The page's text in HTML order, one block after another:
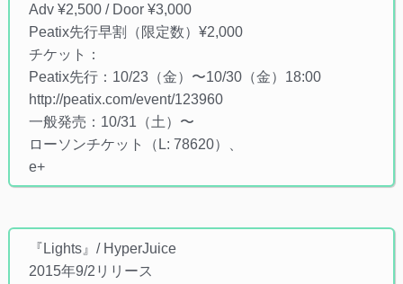
Adv ¥2,500 / Door ¥3,000
Peatix先行早割（限定数）¥2,000
チケット：
Peatix先行：10/23（金）〜10/30（金）18:00
http://peatix.com/event/123960
一般発売：10/31（土）〜
ローソンチケット（L: 78620）、
e+
『Lights』/ HyperJuice
2015年9/2リリース